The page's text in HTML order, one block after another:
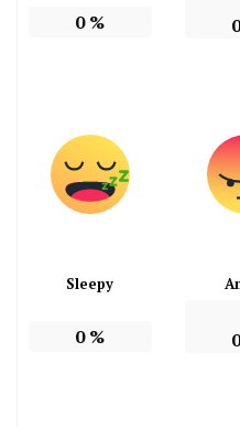
0%
Sleepy
0%